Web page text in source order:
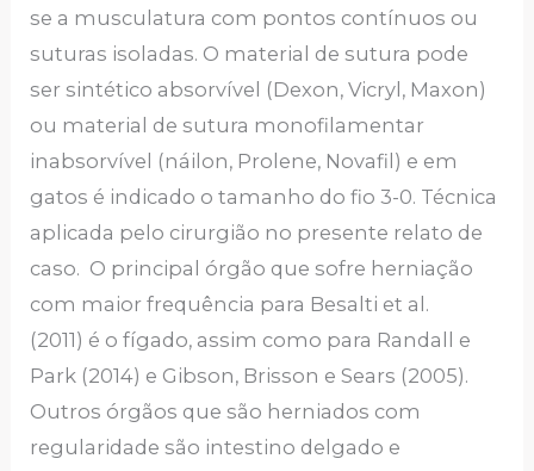
se a musculatura com pontos contínuos ou
suturas isoladas. O material de sutura pode
ser sintético absorvível (Dexon, Vicryl, Maxon)
ou material de sutura monofilamentar
inabsorvível (náilon, Prolene, Novafil) e em
gatos é indicado o tamanho do fio 3-0. Técnica
aplicada pelo cirurgião no presente relato de
caso. O principal órgão que sofre herniação
com maior frequência para Besalti et al.
(2011) é o fígado, assim como para Randall e
Park (2014) e Gibson, Brisson e Sears (2005).
Outros órgãos que são herniados com
regularidade são intestino delgado e